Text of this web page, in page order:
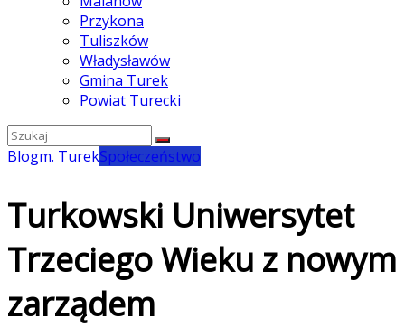
Przykona
Tuliszków
Władysławów
Gmina Turek
Powiat Turecki
Blogm. TurekSpołeczeństwo
Turkowski Uniwersytet
Trzeciego Wieku z nowym
zarządem